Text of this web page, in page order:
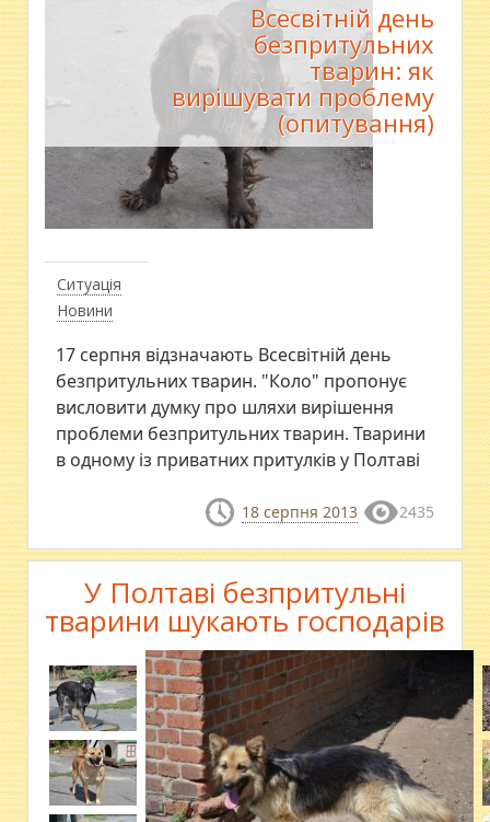
Ситуація
Новини
Всесвітній день
безпритульних
тварин: як
вирішувати проблему
(опитування)
17 серпня відзначають Всесвітній день
безпритульних тварин. "Коло" пропонує
висловити думку про шляхи вирішення
проблеми безпритульних тварин. Тварини
в одному із приватних притулків у Полтаві
18 серпня 2013 2435
У Полтаві безпритульні
тварини шукають господарів